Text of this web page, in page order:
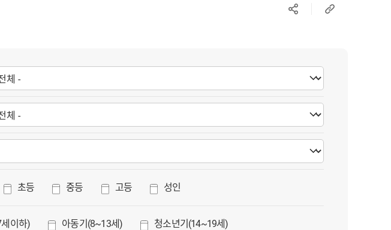
초등 중등 고등 성인
이하) 아동기(8~13세)
청소년기(14~19세)